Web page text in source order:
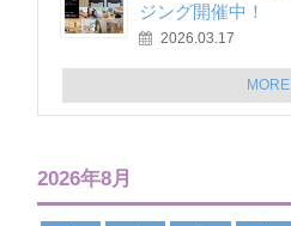
ジング開催中！
2026.03.17
MORE
2026年8月